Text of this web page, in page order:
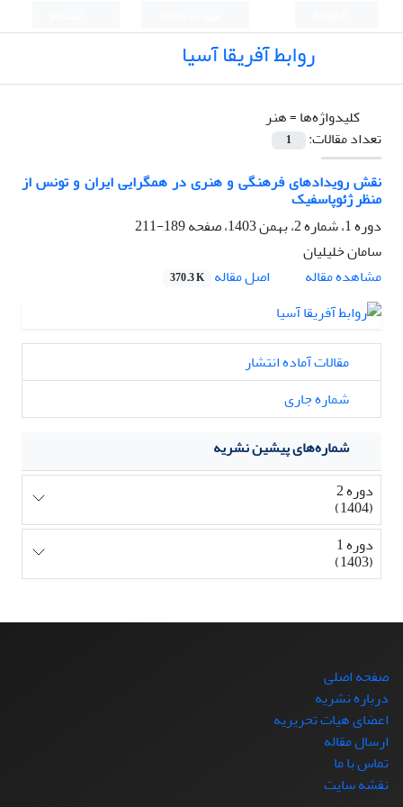
روابط آفریقا آسیا
کلیدواژه‌ها =هنر
تعداد مقالات:
1
نقش رویدادهای فرهنگی و هنری در همگرایی ایران و تونس از
منظر ژئوپاسفیک
دوره 1، شماره 2، بهمن 1403، صفحه
189-211
سامان خلیلیان
مشاهده مقاله
اصل مقاله 370.3 K
مقالات آماده انتشار
شماره جاری
شماره‌های پیشین نشریه
دوره 2
(1404)
دوره 1
(1403)
صفحه اصلی
درباره نشریه
اعضای هیات تحریریه
ارسال مقاله
تماس با ما
نقشه سایت